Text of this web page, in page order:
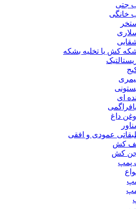
جتی
خانگی
کش یا تخلیه بشکه
ای
داغ
عمودی و افقی
کش
کش
پمپ